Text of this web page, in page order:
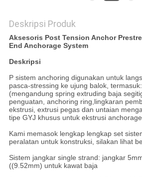
Deskripsi Produk
Aksesoris Post Tension Anchor
End Anchorage System
Deskripsi
P sistem anchoring digunakan untuk
pasca-stressing ke ujung balok,
(mengandung spring extruding baja
penguatan, anchoring ring,lingkaran
ekstrusi, extrusi pegas dan untaian
tipe GYJ khusus untuk ekstrusi
Kami memasok lengkap lengkap set
peralatan untuk konstruksi, silakan lihat
Sistem jangkar single strand: jangkar
((9.52mm) untuk kawat baja